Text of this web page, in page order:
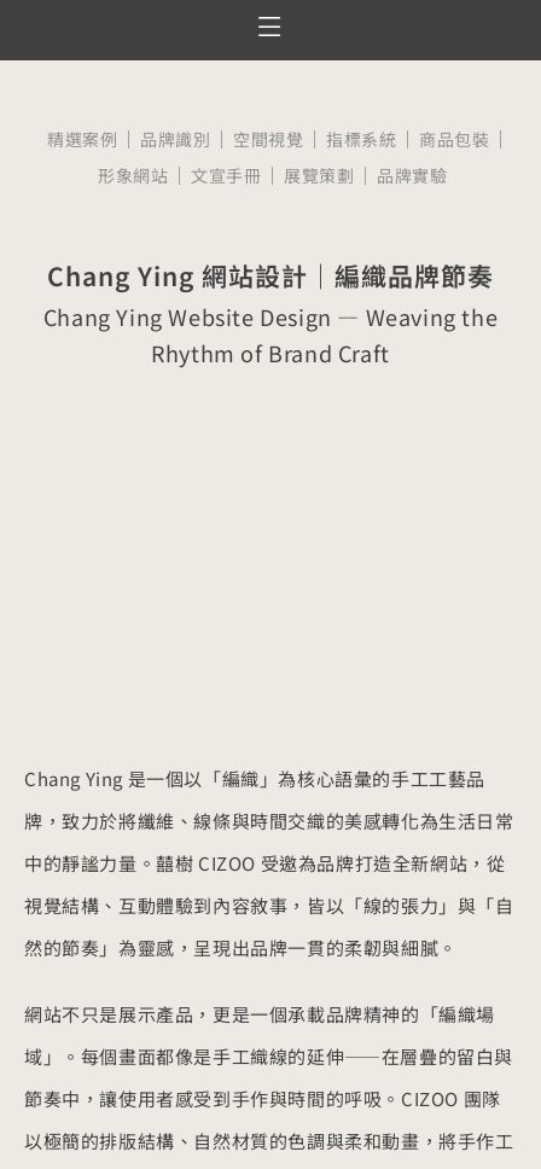
至
精選案例 品牌識別 空間視覺 指標系統
商品包裝
形象網站
文宣手冊 展覽策劃 品牌實驗
Chang Ying 網站設計｜編織品牌節奏
Chang Ying Website Design — Weaving the
Rhythm of Brand Craft
Chang Ying 是一個以「編織」為核心語彙的手工工藝品
牌，致力於將纖維、線條與時間交織的美感轉化為生活日常
中的靜謐力量。囍樹 CIZOO 受邀為品牌打造全新網站，從
視覺結構、互動體驗到內容敘事，皆以「線的張力」與「自
然的節奏」為靈感，呈現出品牌一貫的柔韌與細膩。
網站不只是展示產品，更是一個承載品牌精神的「編織場
域」。每個畫面都像是手工織線的延伸——在層疊的留白與
節奏中，讓使用者感受到手作與時間的呼吸。CIZOO 團隊
以極簡的排版結構、自然材質的色調與柔和動畫，將手作工